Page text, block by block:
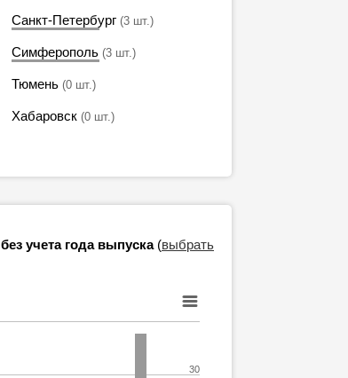
Санкт-Петербург (3 шт.)
Симферополь (3 шт.)
Тюмень (0 шт.)
Хабаровск (0 шт.)
без учета года выпуска(выбрать
30